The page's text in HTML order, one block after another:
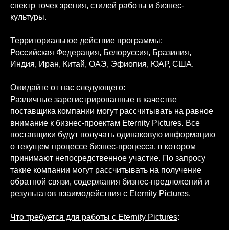
спектр точек зрения, стилей работы и бизнес-
культуры.
Территориальное действие программы:
Российская Федерация, Белоруссия, Бразилия,
Индия, Иран, Китай, ОАЭ, Эфиопия, ЮАР, США.
Ожидайте от нас следующего:
Различные зарегистрированные в качестве
поставщика компании могут рассчитывать на равное
внимание к бизнес-проектам Eternity Pictures. Все
поставщики будут получать одинаковую информацию
о текущем процессе бизнес-процесса, в котором
принимают непосредственное участие. По запросу
такие компании могут рассчитывать на получение
обратной связи, содержания бизнес-предложений и
результатов взаимодействия с Eternity Pictures.
Что требуется для работы с Eternity Pictures: